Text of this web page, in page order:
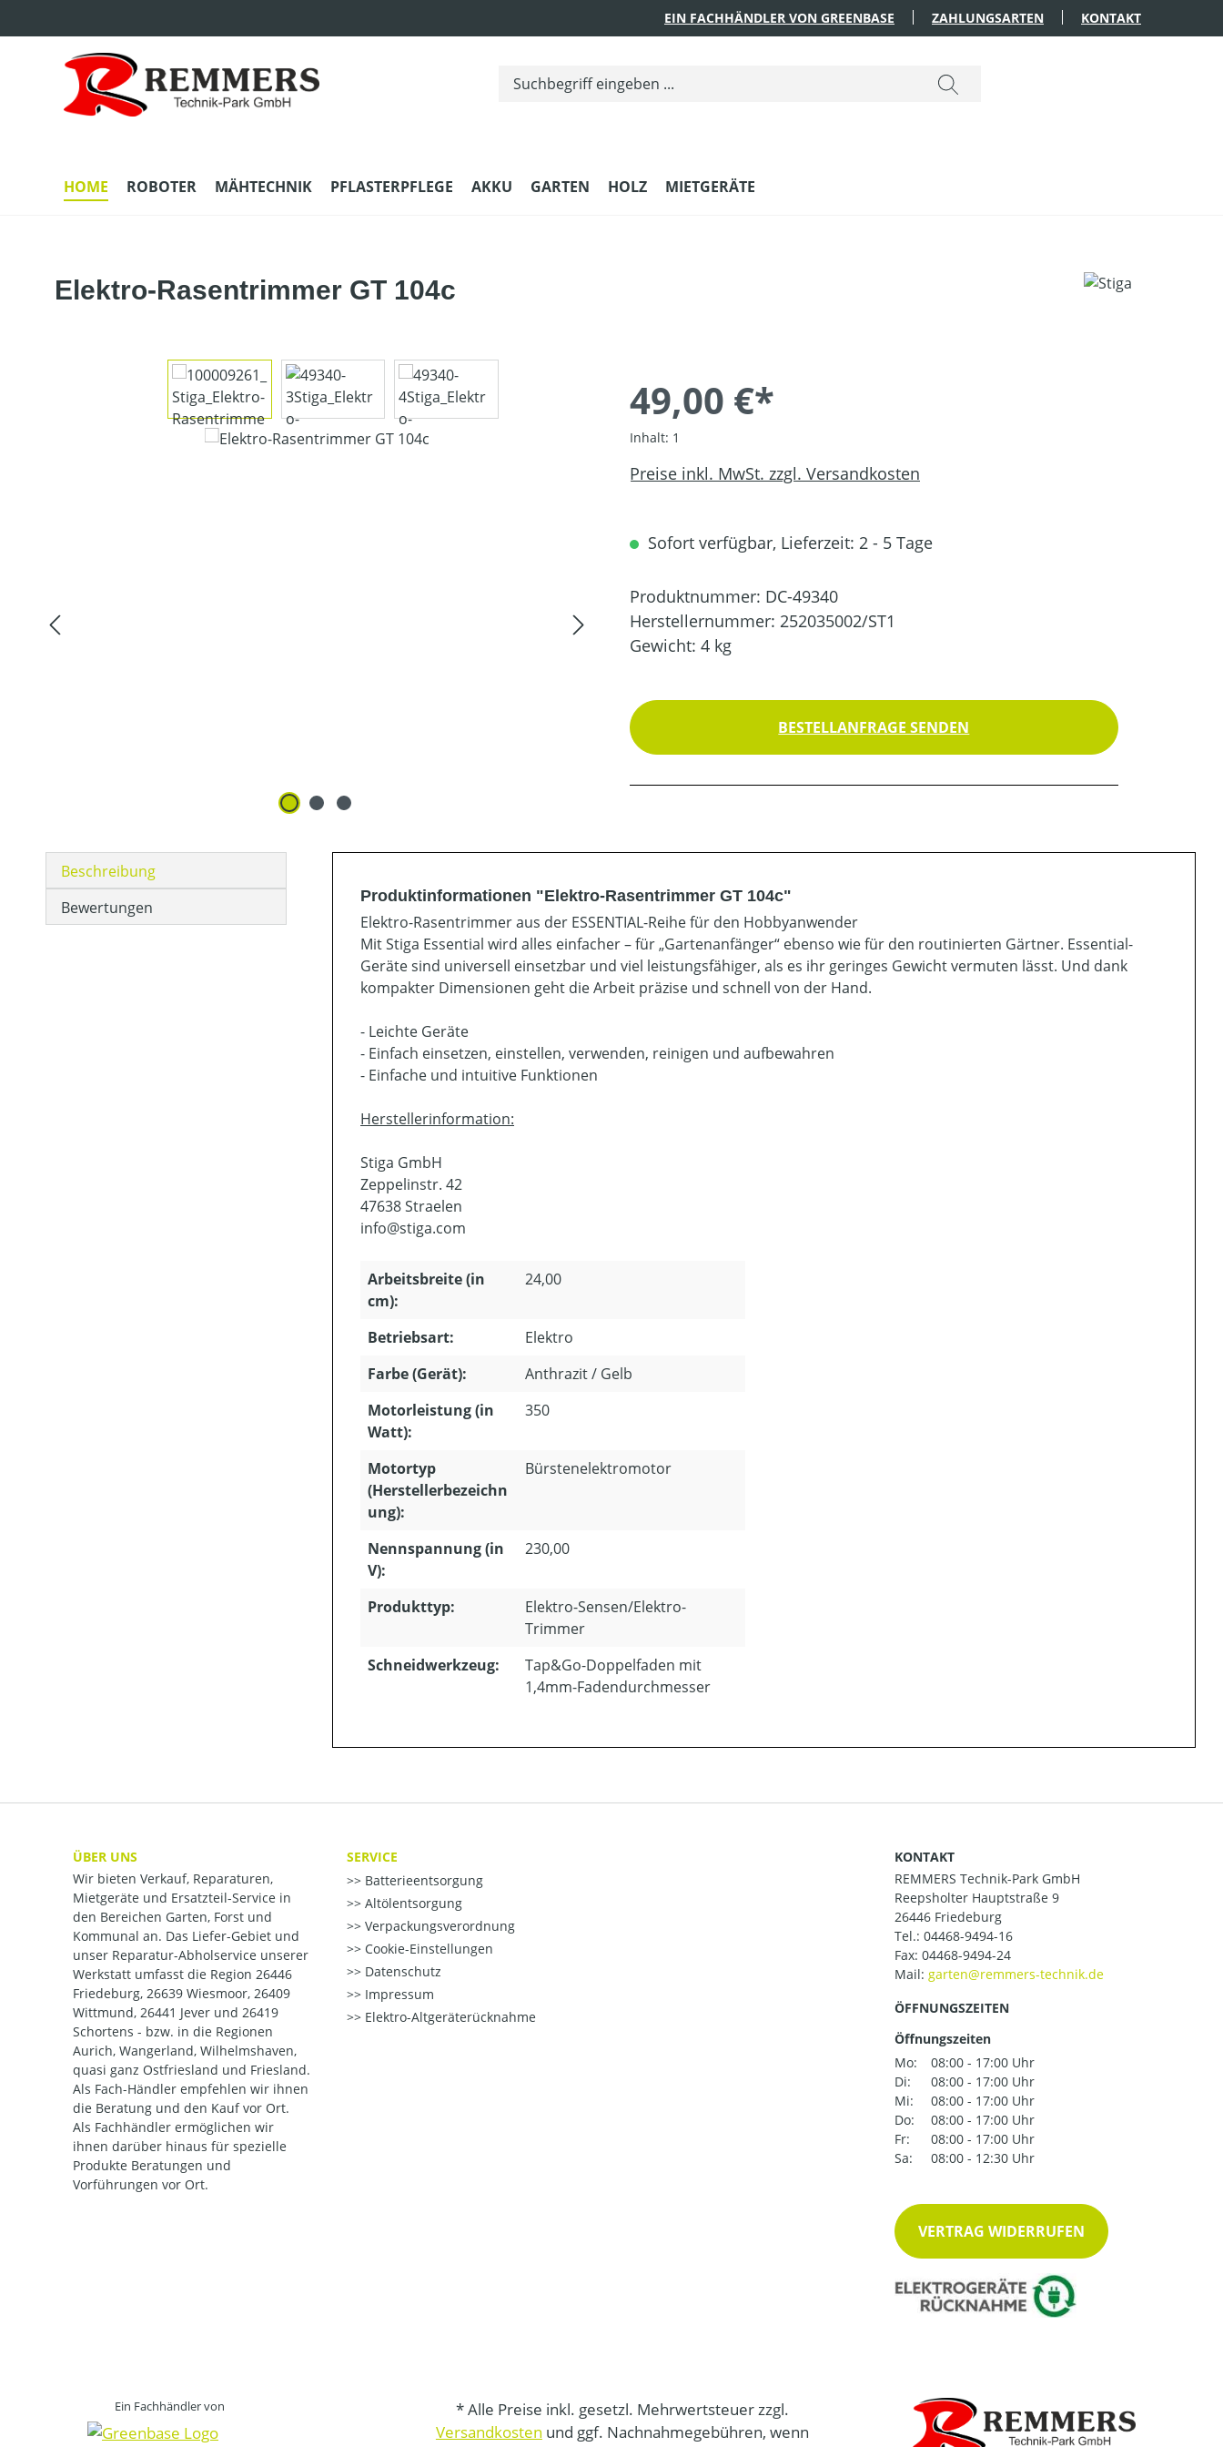
EIN FACHHÄNDLER VON GREENBASE ZAHLUNGSARTEN KONTAKT
HOME ROBOTER MÄHTECHNIK PFLASTERPFLEGE AKKU GARTEN HOLZ MIETGERÄTE
Elektro-Rasentrimmer GT 104c
Bildergalerie überspringen
49,00 €*
Inhalt: 1
Preise inkl. MwSt. zzgl. Versandkosten
Sofort verfügbar, Lieferzeit: 2 - 5 Tage
Produktnummer: DC-49340
Herstellernummer: 252035002/ST1
Gewicht: 4 kg
BESTELLANFRAGE SENDEN
Beschreibung
Bewertungen
Produktinformationen "Elektro-Rasentrimmer GT 104c"
Elektro-Rasentrimmer aus der ESSENTIAL-Reihe für den Hobbyanwender
Mit Stiga Essential wird alles einfacher – für „Gartenanfänger“ ebenso wie für den routinierten Gärtner. Essential-
Geräte sind universell einsetzbar und viel leistungsfähiger, als es ihr geringes Gewicht vermuten lässt. Und dank
kompakter Dimensionen geht die Arbeit präzise und schnell von der Hand.
- Leichte Geräte
- Einfach einsetzen, einstellen, verwenden, reinigen und aufbewahren
- Einfache und intuitive Funktionen
Herstellerinformation:
Stiga GmbH
Zeppelinstr. 42
47638 Straelen
info@stiga.com
Arbeitsbreite (in
cm):
24,00
Betriebsart:
Elektro
Farbe (Gerät):
Anthrazit / Gelb
Motorleistung (in
Watt):
350
Motortyp
(Herstellerbezeichn
ung):
Bürstenelektromotor
Nennspannung (in
V):
230,00
Produkttyp:
Elektro-Sensen/Elektro-
Trimmer
Schneidwerkzeug:
Tap&Go-Doppelfaden mit
1,4mm-Fadendurchmesser
ÜBER UNS
Wir bieten Verkauf, Reparaturen,
Mietgeräte und Ersatzteil-Service in
den Bereichen Garten, Forst und
Kommunal an. Das Liefer-Gebiet und
unser Reparatur-Abholservice unserer
Werkstatt umfasst die Region 26446
Friedeburg, 26639 Wiesmoor, 26409
Wittmund, 26441 Jever und 26419
Schortens - bzw. in die Regionen
Aurich, Wangerland, Wilhelmshaven,
quasi ganz Ostfriesland und Friesland.
Als Fach-Händler empfehlen wir ihnen
die Beratung und den Kauf vor Ort.
Als Fachhändler ermöglichen wir
ihnen darüber hinaus für spezielle
Produkte Beratungen und
Vorführungen vor Ort.
SERVICE
Batterieentsorgung
Altölentsorgung
Verpackungsverordnung
Cookie-Einstellungen
Datenschutz
Impressum
Elektro-Altgeräterücknahme
KONTAKT
REMMERS Technik-Park GmbH
Reepsholter Hauptstraße 9
26446 Friedeburg
Tel.: 04468-9494-16
Fax: 04468-9494-24
Mail:
ÖFFNUNGSZEITEN
Öffnungszeiten
Mo:
08:00 - 17:00 Uhr
Di:
08:00 - 17:00 Uhr
Mi:
08:00 - 17:00 Uhr
Do:
08:00 - 17:00 Uhr
Fr:
08:00 - 17:00 Uhr
Sa:
08:00 - 12:30 Uhr
VERTRAG WIDERRUFEN
Ein Fachhändler von
* Alle Preise inkl. gesetzl. Mehrwertsteuer zzgl.
Versandkosten und ggf. Nachnahmegebühren, wenn